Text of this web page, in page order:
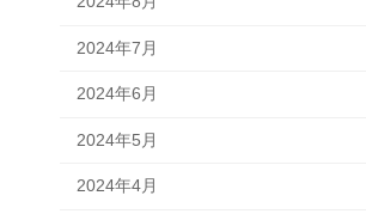
2024年7月
2024年6月
2024年5月
2024年4月